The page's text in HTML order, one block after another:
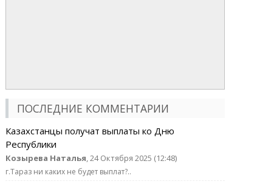
ПОСЛЕДНИЕ КОММЕНТАРИИ
Казахстанцы получат выплаты ко Дню
Республики
Козырева Наталья, 24 Октября 2025 (12:48)
г.Тараз ни каких не будет выплат?..